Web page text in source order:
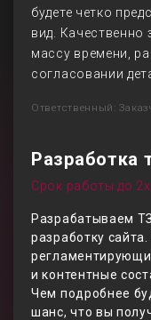
будете четко
вид.
массу времени,
согласовании
Ответственный:
Разработка
Срок работы до
Разрабатываем
разработку
и контентные
Чем подробнее
шанс, что вы